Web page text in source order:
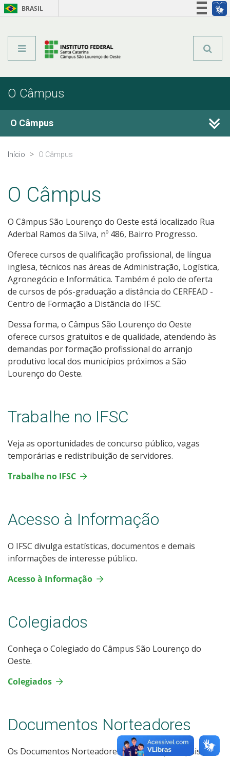
BRASIL
O Câmpus
O Câmpus
Histórico
Relatório de Gestão
Eleições
Colegiados
Documentos Norteadores
Licitações
Acesso à Informação
Editais Câmpus
Início O Câmpus
O Câmpus
O Câmpus São Lourenço do Oeste está localizado Rua
Aderbal Ramos da Silva, nº 486, Bairro Progresso.
Oferece cursos de qualificação profissional, de língua
inglesa, técnicos nas áreas de Administração, Logística,
Agronegócio e Informática. Também é polo de oferta
de cursos de pós-graduação a distância do CERFEAD -
Centro de Formação a Distância do IFSC.
Dessa forma, o Câmpus São Lourenço do Oeste
oferece cursos gratuitos e de qualidade, atendendo às
demandas por formação profissional do arranjo
produtivo local dos municípios próximos a São
Lourenço do Oeste.
Trabalhe no IFSC
Veja as oportunidades de concurso público, vagas
temporárias e redistribuição de servidores.
Trabalhe no IFSC
Acesso à Informação
O IFSC divulga estatísticas, documentos e demais
informações de interesse público.
Acesso à Informação
Colegiados
Conheça o Colegiado do Câmpus São Lourenço do
Oeste.
Colegiados
Documentos Norteadores
Os Documentos Norteadores trazem as principais